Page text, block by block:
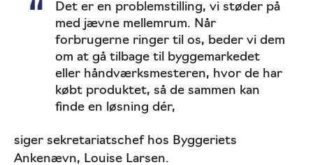
Det er en problemstilling, vi støder på
med jævne mellemrum. Når
forbrugerne ringer til os, beder vi dem
om at gå tilbage til byggemarkedet
eller håndværksmesteren, hvor de har
købt produktet, så de sammen kan
finde en løsning dér,
siger sekretariatschef hos Byggeriets
Ankenævn, Louise Larsen.